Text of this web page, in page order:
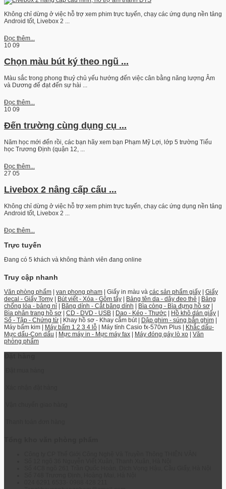
Không chỉ dừng ở việc hỗ trợ xem phim trực tuyến, chạy các ứng dụng nền tảng
Android tốt, Livebox 2 ...
Đọc thêm...
10 09
Chọn màu bút ký theo ngũ ...
Màu sắc trong phong thuỷ chủ yếu hướng đến việc cân bằng năng lượng Âm
và Dương để đạt đến sự hài ...
Đọc thêm...
10 09
Đến trường cùng dụng cụ ...
Năm học mới đến rồi, các bạn hãy xem bạn Phạm Mỹ Lợi, lớp 5 trường Tiểu
học Trương Định (quận 12, ...
Đọc thêm...
27 05
Livebox 2 nâng cấp cấu ...
Không chỉ dừng ở việc hỗ trợ xem phim trực tuyến, chạy các ứng dụng nền tảng
Android tốt, Livebox 2 ...
Đọc thêm...
Trực tuyến
Đang có 5 khách và không thành viên đang online
Truy cập nhanh
Văn phòng phẩm van phong pham | Giấy in màu và các sản phẩm giấy
Giấy
decal - Giấy Tomy
Bút viết - Xóa - Gôm tẩy Bảng tên da - dây đeo thẻ
Bảng
chống lóa - bảng nỉ
Băng dính - Cắt băng dính Bìa còng - Bìa đựng hồ sơ
Bìa phân trang hồ sơ
CD - DVD - USB Dao - Kéo - Thước Hồ khô dán giấy
Sổ - Tập - Chứng từ | Khay hồ sơ - Khay cắm bút | Dập ghim - súng bắn ghim
Máy bấm kim |
Máy bấm 1 2 3 4 lỗ | Máy tính Casio fx-570vn Plus |
Khắc dấu-
Mực dấu-Con dấu
Mực máy in - Mực máy fax Máy đóng gáy lò xo
Văn
phòng phẩm